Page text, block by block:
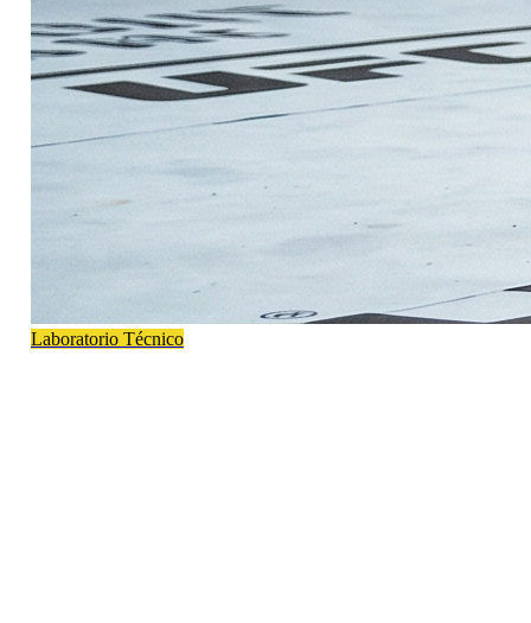
Laboratorio Técnico